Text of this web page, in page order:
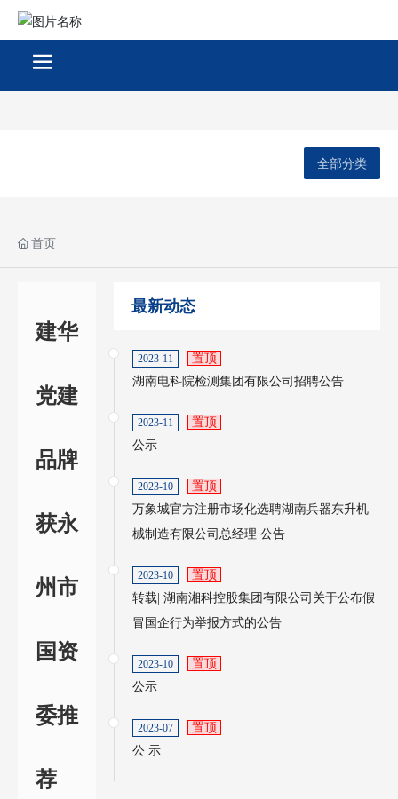
全部分类
首页
建华
党建
品牌
获永
州市
国资
委推
荐
最新动态
2023-11
置顶
湖南电科院检测集团有限公司招聘公告
2023-11
置顶
公示
2023-10
置顶
万象城官方注册市场化选聘湖南兵器东升机
械制造有限公司总经理 公告
2023-10
置顶
转载| 湖南湘科控股集团有限公司关于公布假
冒国企行为举报方式的公告
2023-10
置顶
公示
2023-07
置顶
公 示